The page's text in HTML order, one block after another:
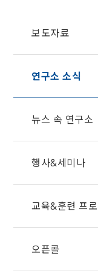
보도자료
연구소 소식
뉴스 속 연구소
행사&세미나
교육&훈련 프
오픈콜